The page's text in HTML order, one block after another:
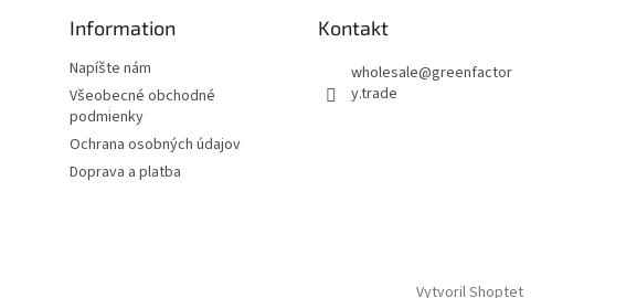
Information
Napíšte nám
Všeobecné obchodné
podmienky
Ochrana osobných údajov
Doprava a platba
Kontakt
wholesale@greenfactor
y.trade
Vytvoril Shoptet